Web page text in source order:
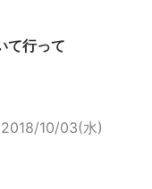
て行って
2018/10/03(水)